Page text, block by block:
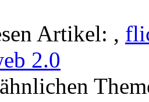
Artikel: ,
2.0